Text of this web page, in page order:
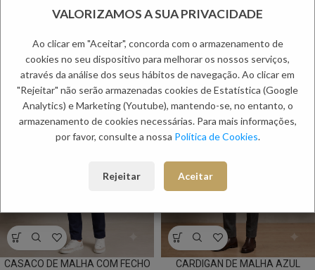
PRODUTOS RELACIONADOS:
NOVO -60%
CASACO DE MALHA COM FECHO
NOVO -60%
CARDIGAN DE MALHA AZUL
VALORIZAMOS A SUA PRIVACIDADE
Ao clicar em "Aceitar", concorda com o armazenamento de
cookies no seu dispositivo para melhorar os nossos serviços,
através da análise dos seus hábitos de navegação. Ao clicar em
"Rejeitar" não serão armazenadas cookies de Estatística (Google
Analytics) e Marketing (Youtube), mantendo-se, no entanto, o
armazenamento de cookies necessárias. Para mais informações,
por favor, consulte a nossa Política de Cookies.
Rejeitar Aceitar